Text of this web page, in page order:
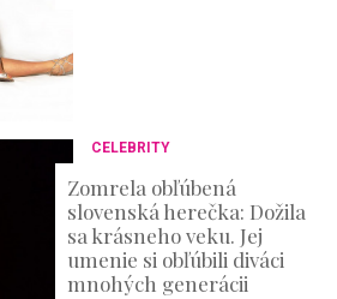
CELEBRITY
Zomrela obľúbená
slovenská herečka: Dožila
sa krásneho veku. Jej
umenie si obľúbili diváci
mnohých generácii